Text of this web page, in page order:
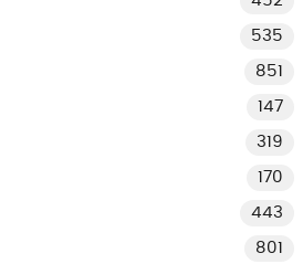
535
851
147
319
170
443
801